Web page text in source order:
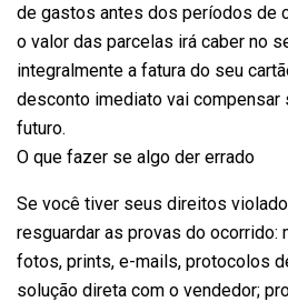
de gastos antes dos períodos de
o valor das parcelas irá caber no
integralmente a fatura do seu
desconto imediato vai compensar
futuro.
O que fazer se algo der errado
Se você tiver seus direitos
resguardar as provas do ocorrido:
fotos, prints, e-mails, protocolos
solução direta com o vendedor;